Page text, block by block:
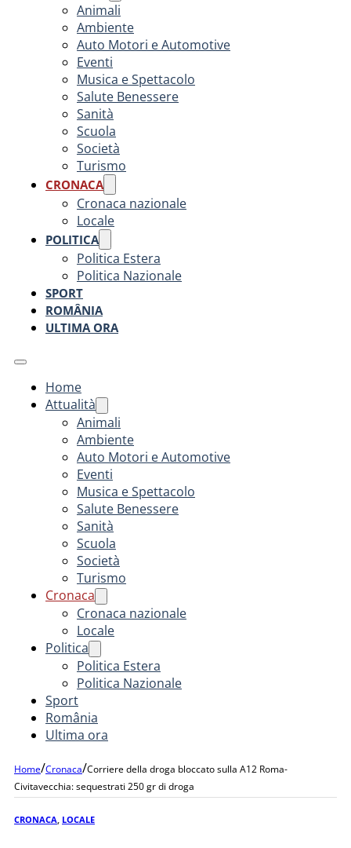
Animali
Ambiente
Auto Motori e Automotive
Eventi
Musica e Spettacolo
Salute Benessere
Sanità
Scuola
Società
Turismo
CRONACA
Cronaca nazionale
Locale
POLITICA
Politica Estera
Politica Nazionale
SPORT
ROMÂNIA
ULTIMA ORA
Home
Attualità
Animali
Ambiente
Auto Motori e Automotive
Eventi
Musica e Spettacolo
Salute Benessere
Sanità
Scuola
Società
Turismo
Cronaca
Cronaca nazionale
Locale
Politica
Politica Estera
Politica Nazionale
Sport
România
Ultima ora
Home/Cronaca/Corriere della droga bloccato sulla A12 Roma-
Civitavecchia: sequestrati 250 gr di droga
CRONACA LOCALE